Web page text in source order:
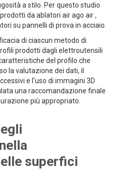
a stilo. Per questo studio
da ablatori air ago air ,
su pannelli di prova in acciaio.
di ciascun metodo di
prodotti dagli elettroutensili
del profilo che
la valutazione dei dati, il
e l'uso di immagini 3D
una raccomandazione finale
più appropriato.
superfici